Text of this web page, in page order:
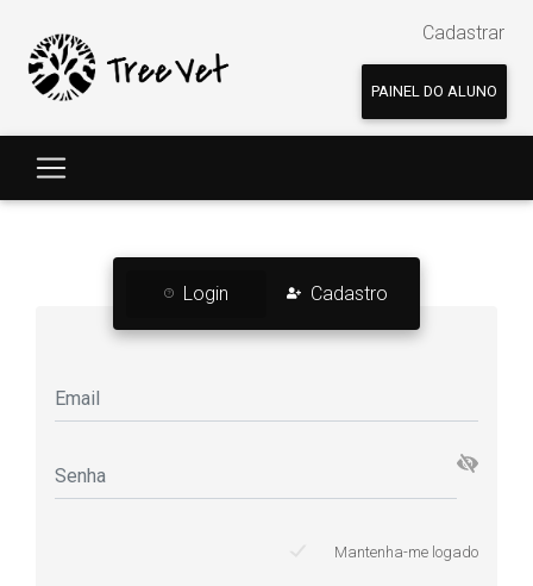
Cadastrar
PAINEL DO ALUNO
Login Cadastro
Mantenha-me logado